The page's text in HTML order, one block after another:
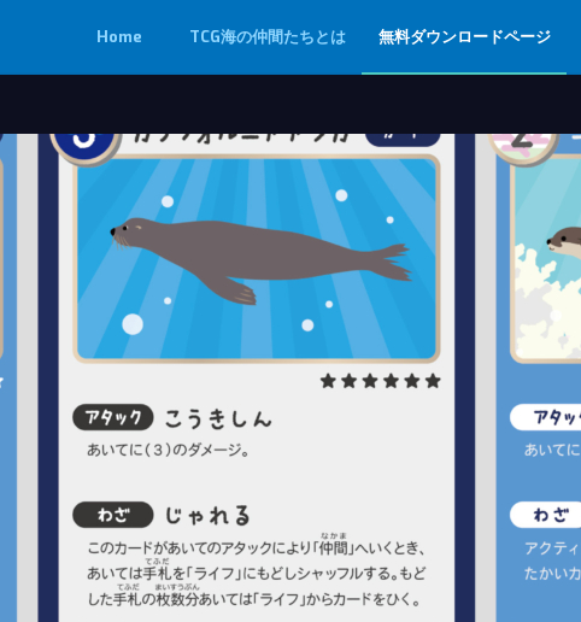
Home TCG海の仲間たちとは 無料ダウンロードページ